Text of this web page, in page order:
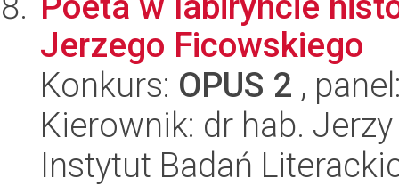
Jerzego Ficowskiego
Konkurs: OPUS 2 ,
Kierownik: dr hab.
Instytut Badań